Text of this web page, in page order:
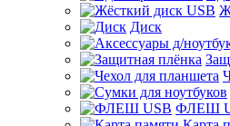
Диск
ФЛЕШ